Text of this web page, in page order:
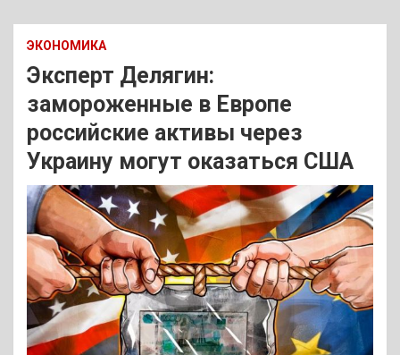
ЭКОНОМИКА
Эксперт Делягин:
замороженные в Европе
российские активы через
Украину могут оказаться США